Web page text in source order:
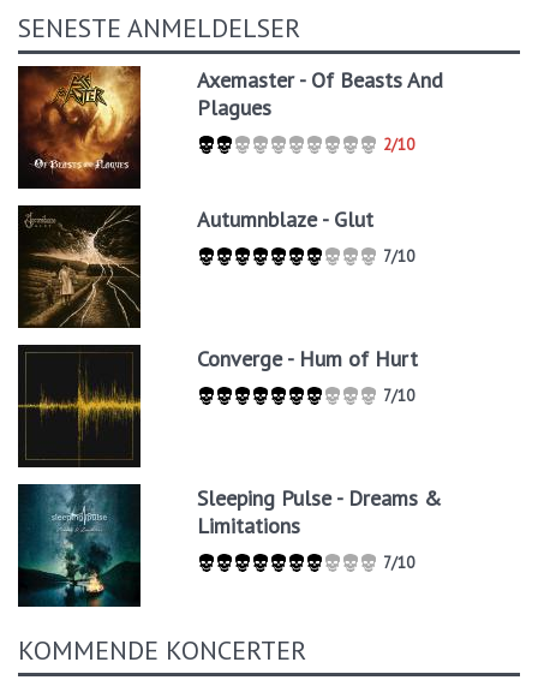
SENESTE ANMELDELSER
Axemaster - Of Beasts And
Plagues
2/10
Autumnblaze - Glut
7/10
Converge - Hum of Hurt
7/10
Sleeping Pulse - Dreams &
Limitations
7/10
KOMMENDE KONCERTER